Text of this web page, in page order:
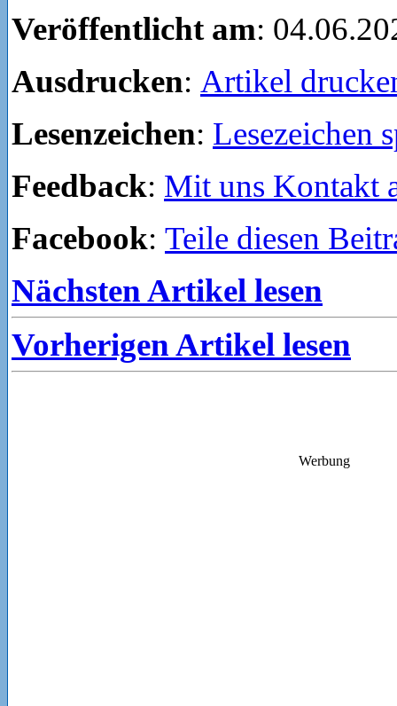
Veröffentlicht am:
Ausdrucken: Artikel
Lesenzeichen: Lesezeichen
Feedback: Mit uns Kontakt
Facebook: Teile diesen
Nächsten Artikel lesen
Vorherigen Artikel lesen
Werbung